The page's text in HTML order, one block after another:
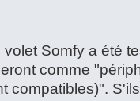
Somfy a été
comme
compatibles)".